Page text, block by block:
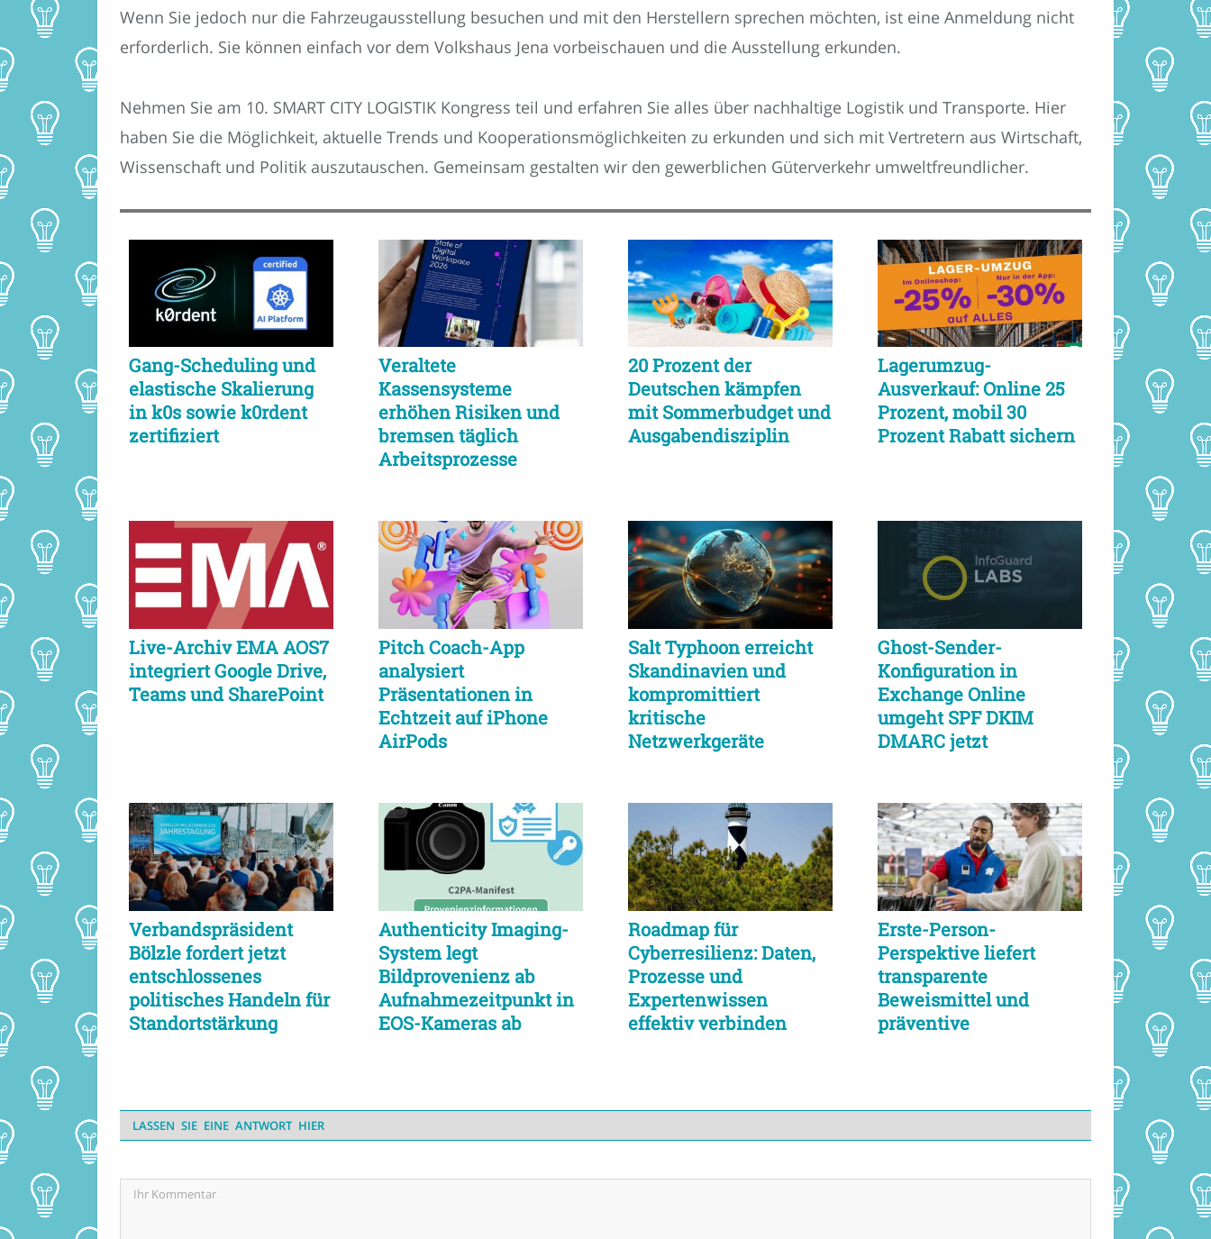
Wenn Sie jedoch nur die Fahrzeugausstellung besuchen und mit den Herstellern sprechen möchten, ist eine Anmeldung nicht
erforderlich. Sie können einfach vor dem Volkshaus Jena vorbeischauen und die Ausstellung erkunden.
Nehmen Sie am 10. SMART CITY LOGISTIK Kongress teil und erfahren Sie alles über nachhaltige Logistik und Transporte. Hier
haben Sie die Möglichkeit, aktuelle Trends und Kooperationsmöglichkeiten zu erkunden und sich mit Vertretern aus Wirtschaft,
Wissenschaft und Politik auszutauschen. Gemeinsam gestalten wir den gewerblichen Güterverkehr umweltfreundlicher.
Gang-Scheduling und
elastische Skalierung
in k0s sowie k0rdent
zertifiziert
Veraltete
Kassensysteme
erhöhen Risiken und
bremsen täglich
Arbeitsprozesse
20 Prozent der
Deutschen kämpfen
mit Sommerbudget und
Ausgabendisziplin
Lagerumzug-
Ausverkauf: Online 25
Prozent, mobil 30
Prozent Rabatt sichern
Live-Archiv EMA AOS7
integriert Google Drive,
Teams und SharePoint
Pitch Coach-App
analysiert
Präsentationen in
Echtzeit auf iPhone
AirPods
Salt Typhoon erreicht
Skandinavien und
kompromittiert
kritische
Netzwerkgeräte
Ghost-Sender-
Konfiguration in
Exchange Online
umgeht SPF DKIM
DMARC jetzt
Verbandspräsident
Bölzle fordert jetzt
entschlossenes
politisches Handeln für
Standortstärkung
Authenticity Imaging-
System legt
Bildprovenienz ab
Aufnahmezeitpunkt in
EOS-Kameras ab
Roadmap für
Cyberresilienz: Daten,
Prozesse und
Expertenwissen
effektiv verbinden
Erste-Person-
Perspektive liefert
transparente
Beweismittel und
präventive
LASSEN SIE EINE ANTWORT HIER